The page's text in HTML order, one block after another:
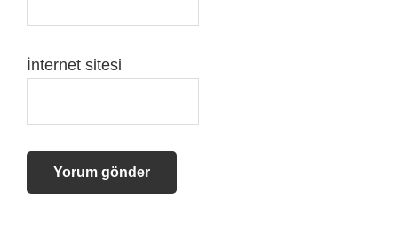
İnternet sitesi